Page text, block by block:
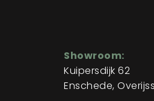
Showroom:
Kuipersdijk 62
Enschede,